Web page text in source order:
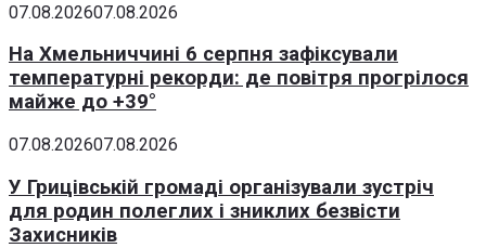
07.08.202607.08.2026
На Хмельниччині 6 серпня зафіксували
температурні рекорди: де повітря прогрілося
майже до +39°
07.08.202607.08.2026
У Грицівській громаді організували зустріч
для родин полеглих і зниклих безвісти
Захисників